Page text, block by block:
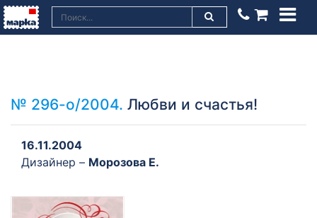
№ 296-о/2004. Любви и счастья!
16.11.2004
Дизайнер – Морозова Е.